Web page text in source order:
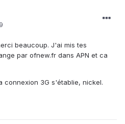
beaucoup. J'ai mis tes
par ofnew.fr dans APN et ca
connexion 3G s'établie, nickel.